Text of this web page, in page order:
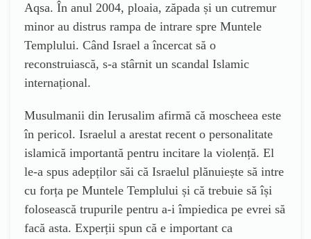
Aqsa. În anul 2004, ploaia, zăpada și un cutremur
minor au distrus rampa de intrare spre Muntele
Templului. Când Israel a încercat să o
reconstruiască, s-a stârnit un scandal Islamic
internațional.
Musulmanii din Ierusalim afirmă că moscheea este
în pericol. Israelul a arestat recent o personalitate
islamică importantă pentru incitare la violență. El
le-a spus adepților săi că Israelul plănuiește să intre
cu forța pe Muntele Templului și că trebuie să își
folosească trupurile pentru a-i împiedica pe evrei să
facă asta. Experții spun că e important ca